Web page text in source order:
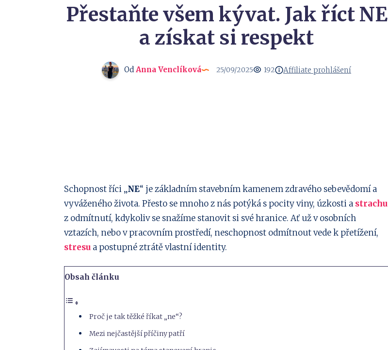
Přestaňte všem kývat. Jak říct NE
a získat si respekt
Od Anna Venclíková 25/09/2025 192 Affiliate prohlášení
Sdílejte
Facebook
Sdílejte
Twitter
Sdílejte
Linkedin
Sdílejte
Sdílejte
Whatsapp
Schopnost říci „NE“ je základním stavebním kamenem zdravého sebevědomí a
vyváženého života. Přesto se mnoho z nás potýká s pocity viny, úzkosti a strachu
z odmítnutí, kdykoliv se snažíme stanovit si své hranice. Ať už v osobních
vztazích, nebo v pracovním prostředí, neschopnost odmítnout vede k přetížení,
stresu a postupné ztrátě vlastní identity.
Obsah článku
Proč je tak těžké říkat „ne“?
Mezi nejčastější příčiny patří